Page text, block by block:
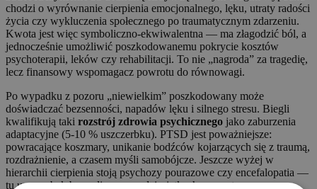
chodzi o wyrównanie cierpienia emocjonalnego, lęku, utraty radości
życia czy wykluczenia społecznego po traumatycznym zdarzeniu.
Kwota jest więc symboliczno‑ekwiwalentna — ma złagodzić ból, a
jednocześnie umożliwić poszkodowanemu pokrycie kosztów
psychoterapii, leków czy rehabilitacji. To nie „nagroda” za tragedię,
lecz finansowy wspomagacz powrotu do równowagi.
Po wypadku z pozoru „niewielkim” poszkodowany może
doświadczać bezsenności, napadów lęku i silnego stresu. Biegli
kwalifikują taki rozstrój zdrowia psychicznego jako zaburzenia
adaptacyjne (5‑10 % uszczerbku). PTSD jest poważniejsze:
powracające koszmary, unikanie bodźców kojarzących się z traumą,
rozdrażnienie, a czasem myśli samobójcze. Jeszcze wyżej w
hierarchii cierpienia stoją psychozy pourazowe czy encefalopatia —
tu uszczerbek bywa liczony w dziesiątkach procent.